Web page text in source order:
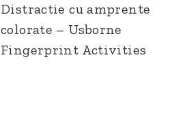
Distractie cu amprente
colorate – Usborne
Fingerprint Activities